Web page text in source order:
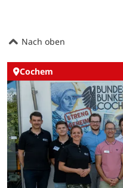
Nach oben
Cochem